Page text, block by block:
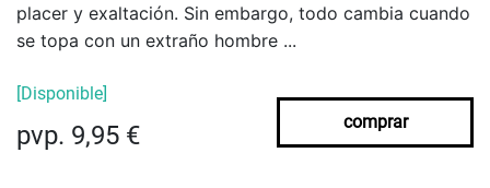
placer y exaltación. Sin embargo, todo cambia cuando
se topa con un extraño hombre ...
[Disponible]
pvp. 9,95 € comprar